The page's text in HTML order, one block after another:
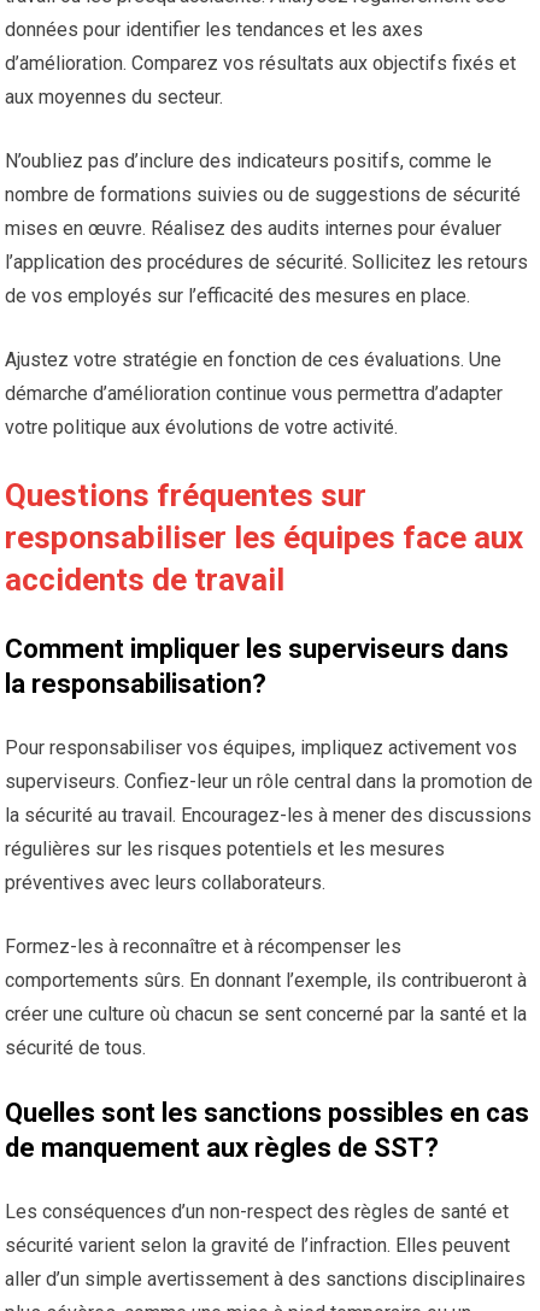
données pour identifier les tendances et les axes
d’amélioration. Comparez vos résultats aux objectifs fixés et
aux moyennes du secteur.
N’oubliez pas d’inclure des indicateurs positifs, comme le
nombre de formations suivies ou de suggestions de sécurité
mises en œuvre. Réalisez des audits internes pour évaluer
l’application des procédures de sécurité. Sollicitez les retours
de vos employés sur l’efficacité des mesures en place.
Ajustez votre stratégie en fonction de ces évaluations. Une
démarche d’amélioration continue vous permettra d’adapter
votre politique aux évolutions de votre activité.
Questions fréquentes sur
responsabiliser les équipes face aux
accidents de travail
Comment impliquer les superviseurs dans
la responsabilisation?
Pour responsabiliser vos équipes, impliquez activement vos
superviseurs. Confiez-leur un rôle central dans la promotion de
la sécurité au travail. Encouragez-les à mener des discussions
régulières sur les risques potentiels et les mesures
préventives avec leurs collaborateurs.
Formez-les à reconnaître et à récompenser les
comportements sûrs. En donnant l’exemple, ils contribueront à
créer une culture où chacun se sent concerné par la santé et la
sécurité de tous.
Quelles sont les sanctions possibles en cas
de manquement aux règles de SST?
Les conséquences d’un non-respect des règles de santé et
sécurité varient selon la gravité de l’infraction. Elles peuvent
aller d’un simple avertissement à des sanctions disciplinaires